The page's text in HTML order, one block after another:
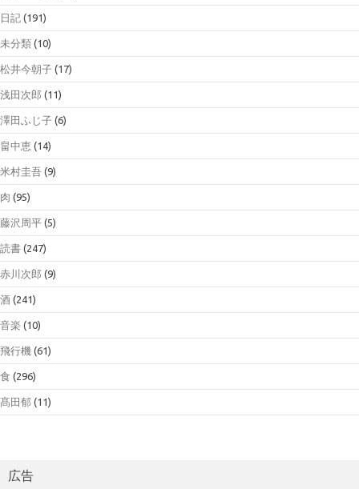
日記 (191)
未分類 (10)
松井今朝子 (17)
浅田次郎 (11)
澤田ふじ子 (6)
畠中恵 (14)
米村圭吾 (9)
肉 (95)
藤沢周平 (5)
読書 (247)
赤川次郎 (9)
酒 (241)
音楽 (10)
飛行機 (61)
食 (296)
髙田郁 (11)
広告